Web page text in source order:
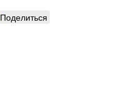
Поделиться